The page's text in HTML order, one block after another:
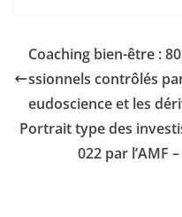
Coaching bien-être :
ssionnels contrôlés
eudoscience et les
Portrait type des
022 par l’AMF